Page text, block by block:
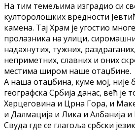
На тим темељима изградио си
култоролошких вредности
камена. Тај Храм је угостио
пролазника на улици,
надахнутих, тужних,
неприметних, славних и оних
местима широм наше отаџбине.
А наша отаџбина, куме мој, није
географска Србија данас, већ је
Херцеговина и Црна Гора, и
и Далмација и Лика и Албанија и
Свуда где се глагоља србски